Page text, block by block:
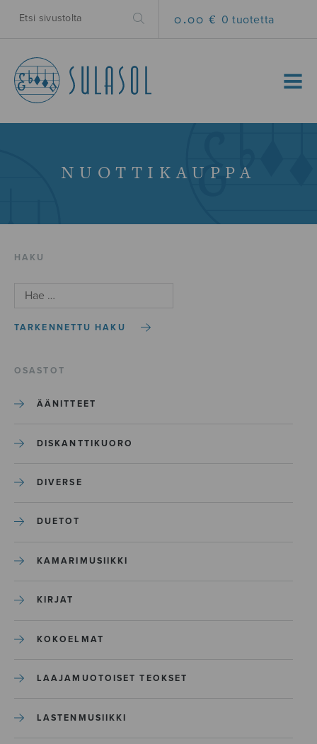
0.00 € 0 tuotetta
MENU
NUOTTIKAUPPA
HAKU
TARKENNETTU HAKU
OSASTOT
ÄÄNITTEET
DISKANTTIKUORO
DIVERSE
DUETOT
KAMARIMUSIIKKI
KIRJAT
KOKOELMAT
LAAJAMUOTOISET TEOKSET
LASTENMUSIIKKI